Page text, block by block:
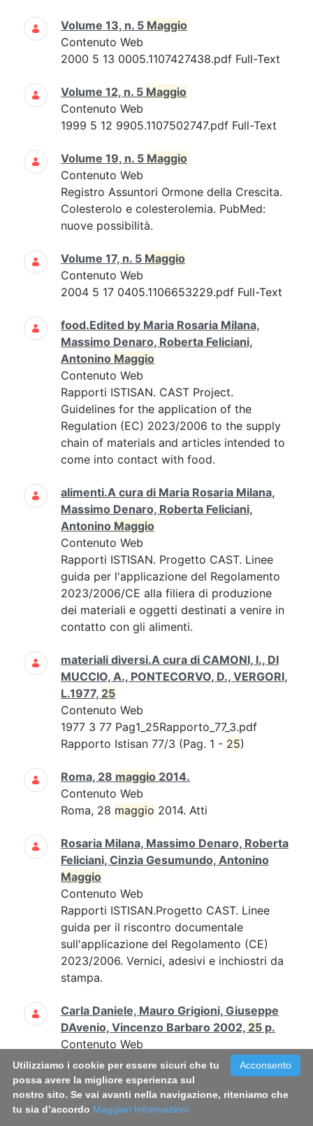
Volume 13, n. 5 Maggio
Contenuto Web
2000 5 13 0005.1107427438.pdf Full-Text
Volume 12, n. 5 Maggio
Contenuto Web
1999 5 12 9905.1107502747.pdf Full-Text
Volume 19, n. 5 Maggio
Contenuto Web
Registro Assuntori Ormone della Crescita.
Colesterolo e colesterolemia. PubMed:
nuove possibilità.
Volume 17, n. 5 Maggio
Contenuto Web
2004 5 17 0405.1106653229.pdf Full-Text
food.Edited by Maria Rosaria Milana,
Massimo Denaro, Roberta Feliciani,
Antonino Maggio
Contenuto Web
Rapporti ISTISAN. CAST Project.
Guidelines for the application of the
Regulation (EC) 2023/2006 to the supply
chain of materials and articles intended to
come into contact with food.
alimenti.A cura di Maria Rosaria Milana,
Massimo Denaro, Roberta Feliciani,
Antonino Maggio
Contenuto Web
Rapporti ISTISAN. Progetto CAST. Linee
guida per l'applicazione del Regolamento
2023/2006/CE alla filiera di produzione
dei materiali e oggetti destinati a venire in
contatto con gli alimenti.
materiali diversi.A cura di CAMONI, I., DI
MUCCIO, A., PONTECORVO, D., VERGORI,
L.1977, 25
Contenuto Web
1977 3 77 Pag1_25Rapporto_77_3.pdf
Rapporto Istisan 77/3 (Pag. 1 - 25)
Roma, 28 maggio 2014.
Contenuto Web
Roma, 28 maggio 2014. Atti
Rosaria Milana, Massimo Denaro, Roberta
Feliciani, Cinzia Gesumundo, Antonino
Maggio
Contenuto Web
Rapporti ISTISAN.Progetto CAST. Linee
guida per il riscontro documentale
sull'applicazione del Regolamento (CE)
2023/2006. Vernici, adesivi e inchiostri da
stampa.
Carla Daniele, Mauro Grigioni, Giuseppe
DAvenio, Vincenzo Barbaro 2002, 25 p.
Contenuto Web
Carla Daniele, Mauro Grigioni, Giuseppe
D'Avenio, Vincenzo Barbaro 2002,25
p....Carla Daniele, Mauro Grigioni,
Giuseppe D'Avenio, Vincenzo Barbaro
Acconsento
Utilizziamo i cookie per essere sicuri che tu
possa avere la migliore esperienza sul
nostro sito. Se vai avanti nella navigazione, riteniamo che
tu sia d’accordo Maggiori Informazioni